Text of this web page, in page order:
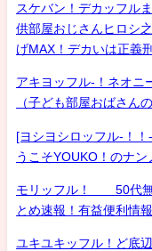
スケバン！デカッフル
供部屋おじさんヒロシ
げMAX！デカいは正義
アキヨッフル-！ネオニ
（子ども部屋おばさん
[ヨシヨシロッフル-！
うこそYOUKO！のナ
モリッフル！ 50代無
とめ速報！有益便利情
ユキユキッフル！ど底